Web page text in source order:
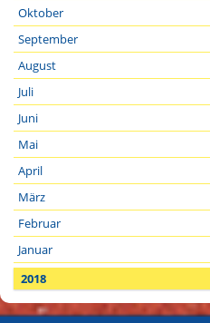
Oktober
September
August
Juli
Juni
Mai
April
März
Februar
Januar
2018